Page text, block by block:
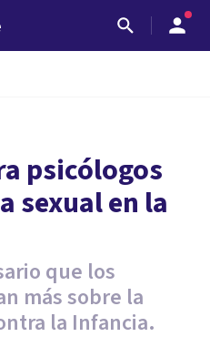
psicólogos
sexual en la
que los
más sobre la
la Infancia.